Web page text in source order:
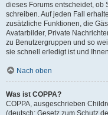
dieses Forums entscheidet, ob
schreiben. Auf jeden Fall
zusätzliche Funktionen, die
Avatarbilder, Private
zu Benutzergruppen und so
sie schnell erledigt ist und
Nach oben
Was ist COPPA?
COPPA, ausgeschrieben
(deutsch: Gesetz zum Schutz